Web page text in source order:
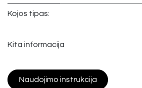
Kojos tipas:
Kita informacija
Naudojimo instrukcija